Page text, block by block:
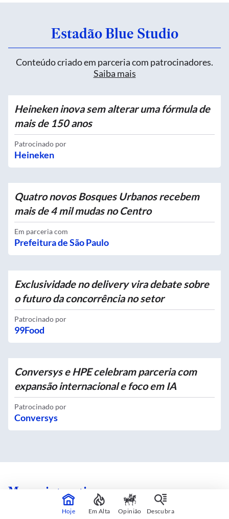
Estadão Blue Studio
Conteúdo criado em parceria com patrocinadores.
Saiba mais
Heineken inova sem alterar uma fórmula de
mais de 150 anos
Patrocinado por
Heineken
Quatro novos Bosques Urbanos recebem
mais de 4 mil mudas no Centro
Em parceria com
Prefeitura de São Paulo
Exclusividade no delivery vira debate sobre
o futuro da concorrência no setor
Patrocinado por
99Food
Conversys e HPE celebram parceria com
expansão internacional e foco em IA
Patrocinado por
Conversys
Mapas interativos
Hoje Em Alta Opinião Descubra